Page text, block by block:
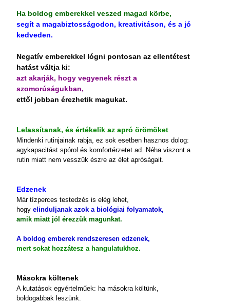
Ha boldog emberekkel veszed magad körbe,
segít a magabiztosságodon, kreativitáson, és a jó
kedveden.
Negatív emberekkel lógni pontosan az ellentétest
hatást váltja ki:
azt akarják, hogy vegyenek részt a
szomorúságukban,
ettől jobban érezhetik magukat.
Lelassítanak, és értékelik az apró örömöket
Mindenki rutinjainak rabja, ez sok esetben hasznos dolog:
agykapacitást spórol és komfortérzetet ad. Néha viszont a
rutin miatt nem vesszük észre az élet apróságait.
Edzenek
Már tízperces testedzés is elég lehet,
hogy elinduljanak azok a biológiai folyamatok,
amik miatt jól érezzük magunkat.
A boldog emberek rendszeresen edzenek,
mert sokat hozzátesz a hangulatukhoz.
Másokra költenek
A kutatások egyértelműek: ha másokra költünk,
boldogabbak leszünk.